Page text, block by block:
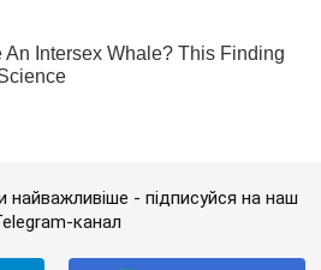
найважливіше - підписуйся на наш
канал